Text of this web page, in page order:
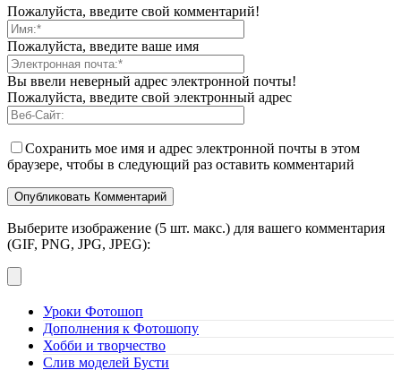
Пожалуйста, введите свой комментарий!
Пожалуйста, введите ваше имя
Вы ввели неверный адрес электронной почты!
Пожалуйста, введите свой электронный адрес
Сохранить мое имя и адрес электронной почты в этом
браузере, чтобы в следующий раз оставить комментарий
Выберите изображение (5 шт. макс.) для вашего комментария
(GIF, PNG, JPG, JPEG):
Уроки Фотошоп
Дополнения к Фотошопу
Хобби и творчество
Слив моделей Бусти